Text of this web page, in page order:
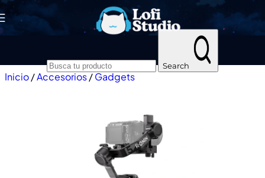
Skip to navigation Skip to main content
Search
Inicio/Accesorios/Gadgets